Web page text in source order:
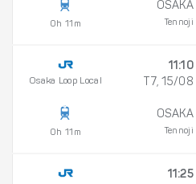
0h 11m
OSAKA
Tennoji
Osaka Loop Local
0h 11m
11:10
T7, 15/08
OSAKA
Tennoji
11:25